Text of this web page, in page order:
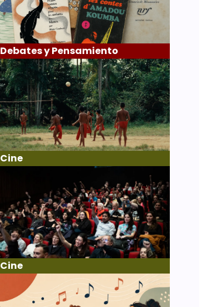
Debates y Pensamiento
Cine
Cine